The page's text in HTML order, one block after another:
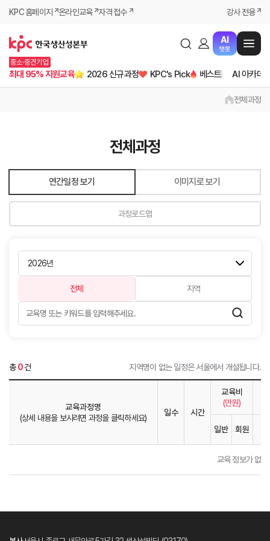
KPC 홈페이지 온라인교육 자격 접수 강사 전용
AI
챗봇
중소·중견기업
최대 95% 지원교육 2026 신규과정 KPC's Pick 베스트 AI 아카데
전체과정
전체과정
연간일정 보기 이미지로 보기
과정로드맵
전체 지역
총0건 지역명이 없는 일정은 서울에서 개설됩니다.
교육과정명
(상세 내용을 보시려면 과정을 클릭하세요)
일수 시간
교육비
(만원)
일반 회원
교육 정보가 없습